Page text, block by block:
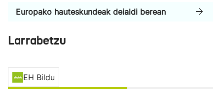
Europako hauteskundeak deialdi berean
Larrabetzu
EH Bildu